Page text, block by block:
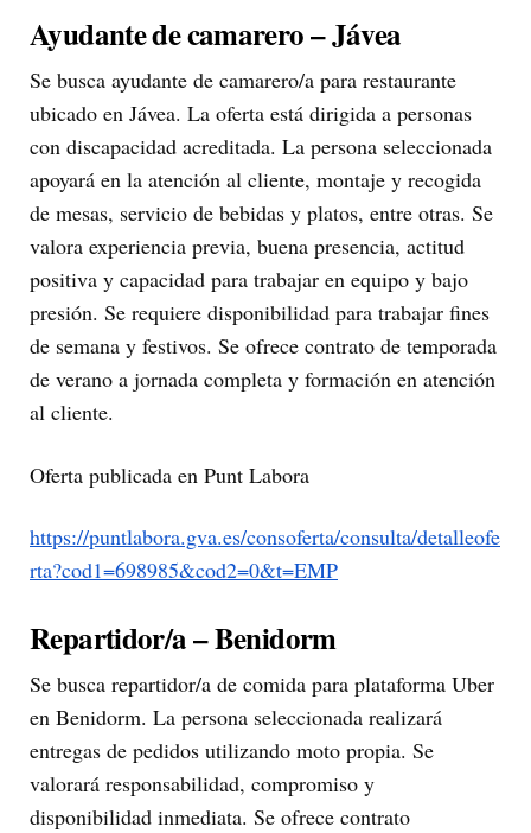
Ayudante de camarero – Jávea
Se busca ayudante de camarero/a para restaurante
ubicado en Jávea. La oferta está dirigida a personas
con discapacidad acreditada. La persona seleccionada
apoyará en la atención al cliente, montaje y recogida
de mesas, servicio de bebidas y platos, entre otras. Se
valora experiencia previa, buena presencia, actitud
positiva y capacidad para trabajar en equipo y bajo
presión. Se requiere disponibilidad para trabajar fines
de semana y festivos. Se ofrece contrato de temporada
de verano a jornada completa y formación en atención
al cliente.
Oferta publicada en Punt Labora
https://puntlabora.gva.es/consoferta/consulta/detalleofe
rta?cod1=698985&cod2=0&t=EMP
Repartidor/a – Benidorm
Se busca repartidor/a de comida para plataforma Uber
en Benidorm. La persona seleccionada realizará
entregas de pedidos utilizando moto propia. Se
valorará responsabilidad, compromiso y
disponibilidad inmediata. Se ofrece contrato